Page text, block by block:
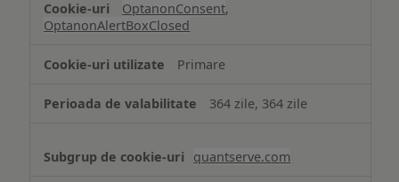
OptanonConsent,
OptanonAlertBoxClosed
Primare
364 zile, 364 zile
quantserve.com